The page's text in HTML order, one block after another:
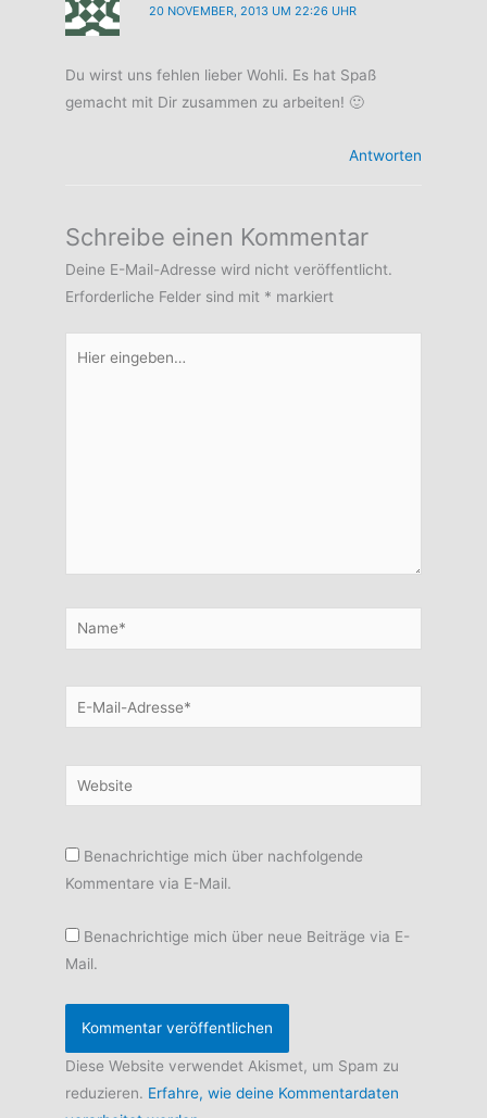
20 NOVEMBER, 2013 UM 22:26 UHR
Du wirst uns fehlen lieber Wohli. Es hat Spaß
gemacht mit Dir zusammen zu arbeiten! 🙂
Antworten
Schreibe einen Kommentar
Deine E-Mail-Adresse wird nicht veröffentlicht.
Erforderliche Felder sind mit * markiert
eingeben…
Name*
E-
Mail-
Website
Benachrichtige mich über nachfolgende
Kommentare via E-Mail.
Benachrichtige mich über neue Beiträge via E-
Mail.
Diese Website verwendet Akismet, um Spam zu
reduzieren. Erfahre, wie deine Kommentardaten